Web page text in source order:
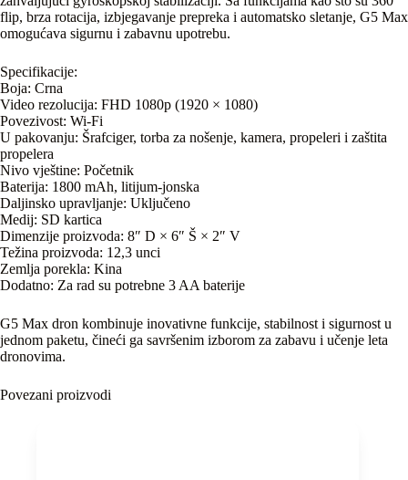
flip, brza rotacija, izbjegavanje prepreka i automatsko sletanje, G5 Max
omogućava sigurnu i zabavnu upotrebu.
Specifikacije:
Boja: Crna
Video rezolucija: FHD 1080p (1920 × 1080)
Povezivost: Wi-Fi
U pakovanju: Šrafciger, torba za nošenje, kamera, propeleri i zaštita
propelera
Nivo vještine: Početnik
Baterija: 1800 mAh, litijum-jonska
Daljinsko upravljanje: Uključeno
Medij: SD kartica
Dimenzije proizvoda: 8″ D × 6″ Š × 2″ V
Težina proizvoda: 12,3 unci
Zemlja porekla: Kina
Dodatno: Za rad su potrebne 3 AA baterije
G5 Max dron kombinuje inovativne funkcije, stabilnost i sigurnost u
jednom paketu, čineći ga savršenim izborom za zabavu i učenje leta
dronovima.
Povezani proizvodi